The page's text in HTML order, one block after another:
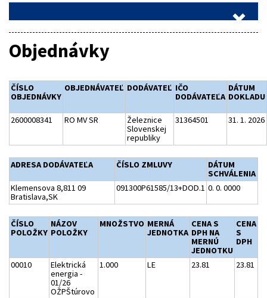
Objednávky
ČÍSLO
OBJEDNÁVKY
OBJEDNÁVATEĽ DODÁVATEĽ IČO
DODÁVATEĽA
DÁTUM
DOKLADU
2600008341 RO MV SR
Železnice
Slovenskej
republiky
31364501 31. 1. 2026
ADRESA DODÁVATEĽA ČÍSLO ZMLUVY
DÁTUM
SCHVÁLENIA
Klemensova 8,811 09
Bratislava,SK
091300P61585/13+DOD.1 0. 0. 0000
ČÍSLO
POLOŽKY
NÁZOV
POLOŽKY
MNOŽSTVO MERNÁ
JEDNOTKA
CENA S
DPH NA
MERNÚ
JEDNOTKU
CENA
S
DPH
00010
Elektrická
energia -
01/26
OŽPŠtúrovo
1.000 LE 23.81 23.81